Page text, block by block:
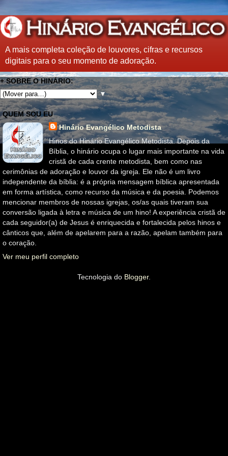
A mais completa coleção de louvores, cifras e recursos
digitais para o seu momento de adoração.
+ SOBRE O HINÁRIO:
▼
QUEM SOU EU
Hinário Evangélico Metodista
Hinos do Hinário Evangélico Metodista. Depois da
Bíblia, o hinário ocupa o lugar mais importante na vida
cristã de cada crente metodista, bem como nas
cerimônias de adoração e louvor da igreja. Ele não é um livro
independente da bíblia: é a própria mensagem bíblica apresentada
em forma artística, como recurso da música e da poesia. Podemos
mencionar membros de nossas igrejas, os/as quais tiveram sua
conversão ligada à letra e música de um hino! A experiência cristã de
cada seguidor(a) de Jesus é enriquecida e fortalecida pelos hinos e
cânticos que, além de apelarem para a razão, apelam também para
o coração.
Ver meu perfil completo
Tecnologia do Blogger.